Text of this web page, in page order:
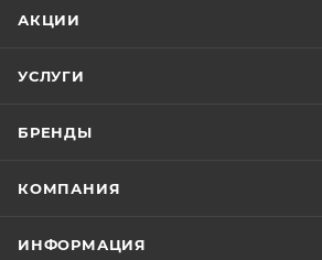
АКЦИИ
УСЛУГИ
БРЕНДЫ
КОМПАНИЯ
ИНФОРМАЦИЯ